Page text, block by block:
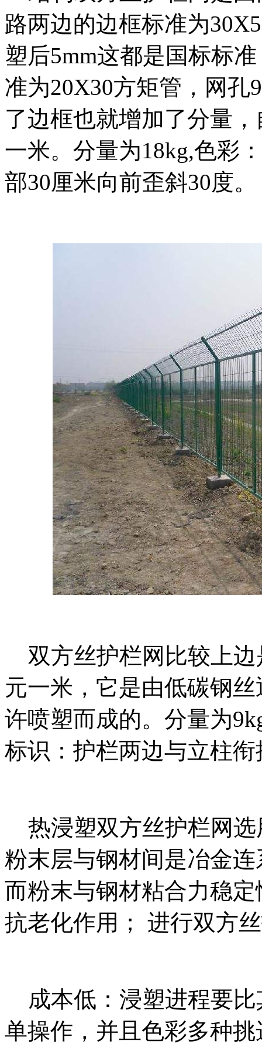
路两边的边框标准为
塑后5mm这都是国标标
准为20X30方矩管，网孔
了边框也就增加了分量
一米。分量为18kg,色彩
部30厘米向前歪斜30度。
双方丝护栏网比较上边
元一米，它是由低碳钢
许喷塑而成的。分量为
标识：护栏两边与立柱
热浸塑双方丝护栏网选
粉末层与钢材间是冶金
而粉末与钢材粘合力稳
抗老化作用； 进行双方
成本低：浸塑进程要比
单操作，并且色彩多种